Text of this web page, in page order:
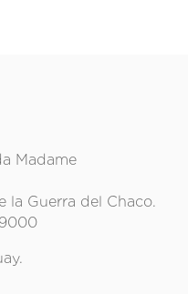
Madame
la Guerra del Chaco.